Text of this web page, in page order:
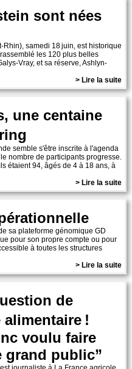
sont nées
samedi 18 juin, est historique
les 120 plus belles
Vray, et sa réserve, Ashlyn-
> Lire la suite
une centaine
semble s'être inscrite à l'agenda
nombre de participants progresse.
étaient 94, âgés de 4 à 18 ans, à
> Lire la suite
sa plateforme génomique GD
pour son propre compte ou pour
à toutes les structures
> Lire la suite
de
alimentaire !
voulu faire
grand public”